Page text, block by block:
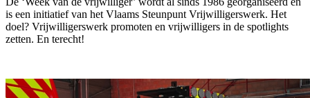
is een initiatief van het Vlaams Steunpunt Vrijwilligerswerk. Het
doel? Vrijwilligerswerk promoten en vrijwilligers in de spotlights
zetten. En terecht!